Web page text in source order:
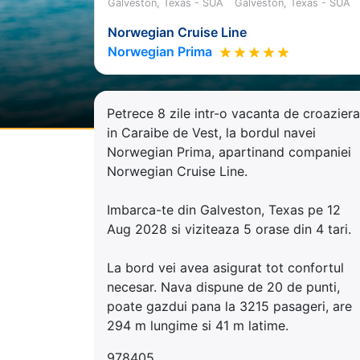
Galveston, Texas - SUA Galveston, Texas - SUA
Norwegian Cruise Line
Norwegian Prima
Petrece 8 zile intr-o vacanta de croaziera
in Caraibe de Vest, la bordul navei
Norwegian Prima, apartinand companiei
Norwegian Cruise Line.
Imbarca-te din Galveston, Texas pe 12
Aug 2028 si viziteaza 5 orase din 4 tari.
La bord vei avea asigurat tot confortul
necesar. Nava dispune de 20 de punti,
poate gazdui pana la 3215 pasageri, are
294 m lungime si 41 m latime.